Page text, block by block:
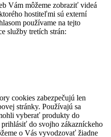
Vám môžeme zobraziť videá
hostiteľmi sú externí
používame na tejto
služby tretích strán:
cookies zabezpečujú len
stránky. Používajú sa
vyberať produkty do
do svojho zákazníckeho
o Vás vyvodzovať žiadne